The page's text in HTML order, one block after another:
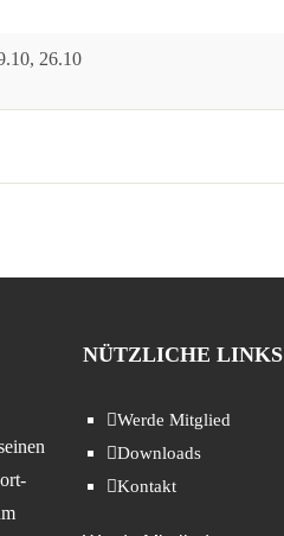
26.10
NÜTZLICHE LINKS
Werde Mitglied
Downloads
Kontakt